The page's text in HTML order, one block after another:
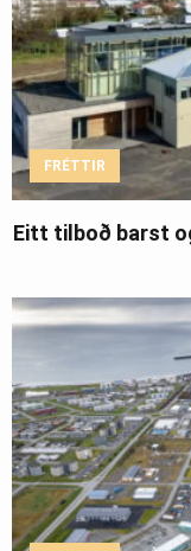
FRÉTTIR
Eitt tilboð barst